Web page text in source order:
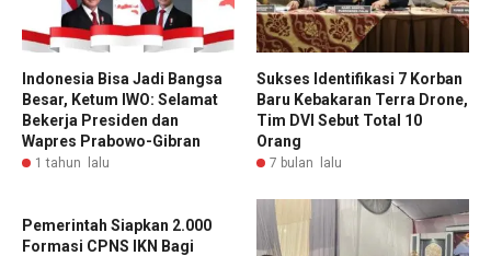
Indonesia Bisa Jadi Bangsa
Besar, Ketum IWO: Selamat
Bekerja Presiden dan
Wapres Prabowo-Gibran
1 tahun lalu
Sukses Identifikasi 7 Korban
Baru Kebakaran Terra Drone,
Tim DVI Sebut Total 10
Orang
7 bulan lalu
Pemerintah Siapkan 2.000
Formasi CPNS IKN Bagi